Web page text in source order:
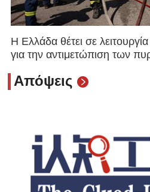
Η Ελλάδα θέτει σε
για την αντιμετώπιση των
Απόψεις